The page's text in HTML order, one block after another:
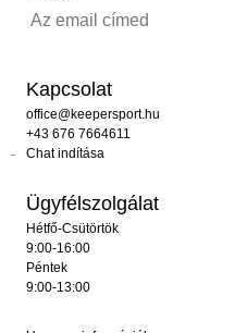
Kapcsolat
office@keepersport.hu
+43 676 7664611
Chat indítása
Ügyfélszolgálat
Hétfő-Csütörtök
9:00-16:00
Péntek
9:00-13:00